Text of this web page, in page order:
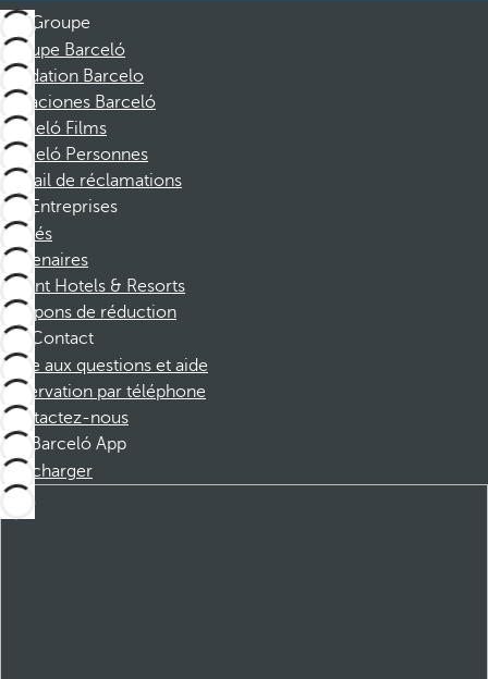
Groupe
Groupe Barceló
Fondation Barcelo
Vacaciones Barceló
Barceló Films
Barceló Personnes
Portail de réclamations
Entreprises
Affiliés
Partenaires
Dorint Hotels & Resorts
Coupons de réduction
Contact
Foire aux questions et aide
Réservation par téléphone
Contactez-nous
Barceló App
Télécharger